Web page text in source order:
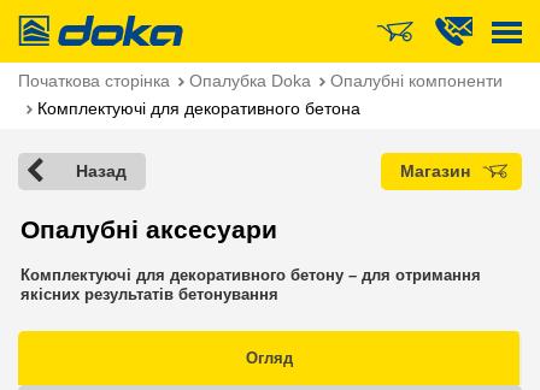
Doka
Початкова сторінка Опалубка Doka
Опалубні компоненти
Комплектуючі для декоративного бетона
Назад Магазин
Опалубні аксесуари
Комплектуючі для декоративного бетону – для отримання
якісних результатів бетонування
Огляд